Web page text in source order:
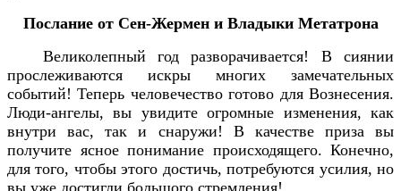
Послание от Сен-Жермен и Владыки Метатрона
Великолепный год разворачивается! В сиянии
прослеживаются искры многих замечательных
событий! Теперь человечество готово для Вознесения.
Люди-ангелы, вы увидите огромные изменения, как
внутри вас, так и снаружи! В качестве приза вы
получите ясное понимание происходящего. Конечно,
для того, чтобы этого достичь, потребуются усилия, но
вы уже достигли большого стремления!